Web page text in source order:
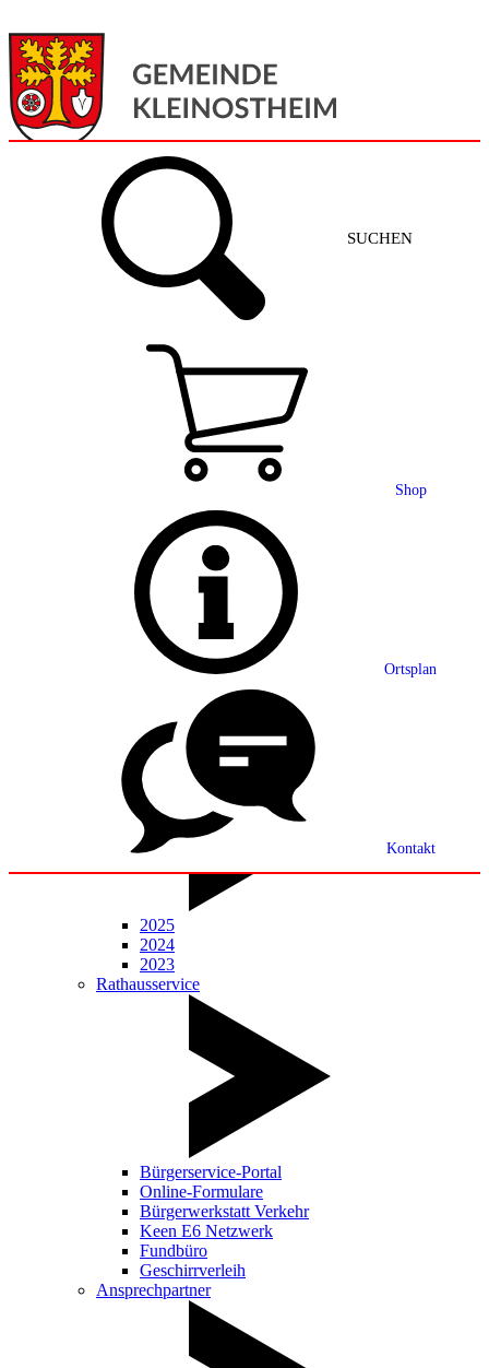
SUCHEN
Shop
Ortsplan
Kontakt
Gemeinde + Service
Grußwort
Ortsplan
Partnerschaft
Statistik
Mitteilungsblatt
2025
2024
2023
Rathausservice
Bürgerservice-Portal
Online-Formulare
Bürgerwerkstatt Verkehr
Keen E6 Netzwerk
Fundbüro
Geschirrverleih
Ansprechpartner